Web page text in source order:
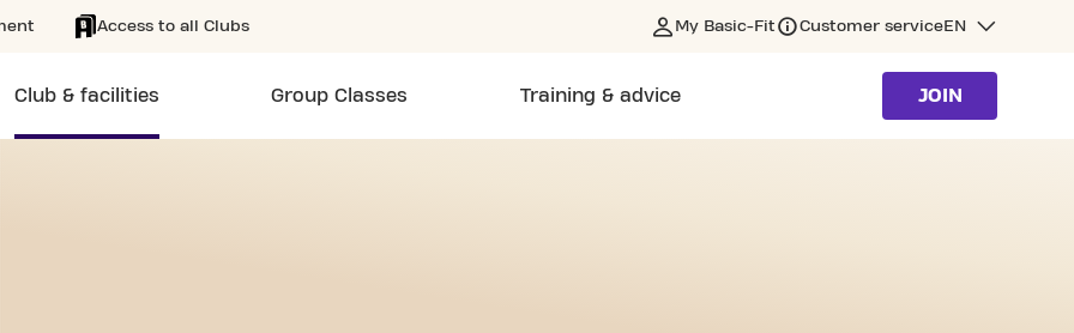
Access to all Clubs My Basic-Fit Customer serviceEN
Club & facilities Group Classes Training & advice JOIN